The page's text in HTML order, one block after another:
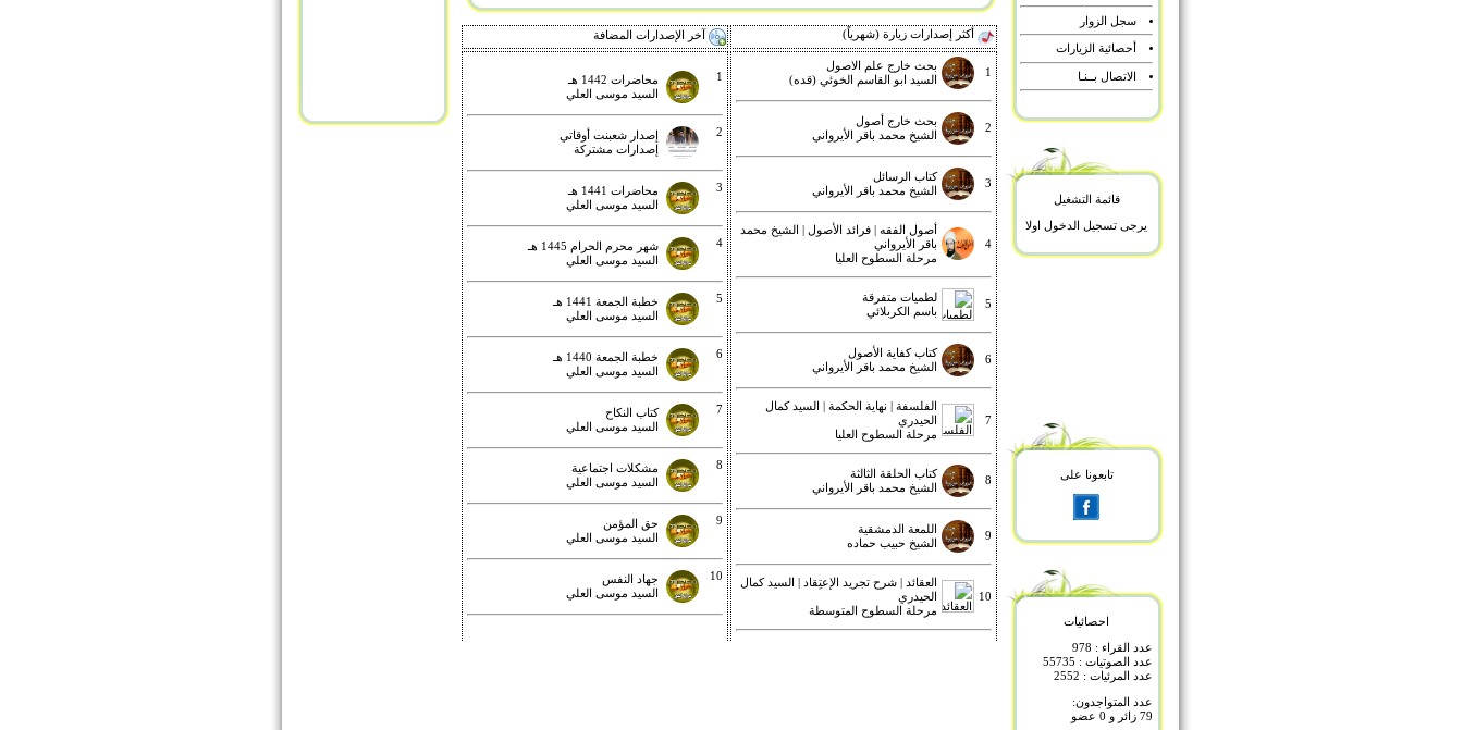
أكثر إصدارات زيارة (شهرياً) آخر الإصدارات المضافة
1
بحث خارج علم الاصول
السيد ابو القاسم الخوئي (قده)
2
بحث خارج أصول
الشيخ محمد باقر الأيرواني
3
كتاب الرسائل
الشيخ محمد باقر الأيرواني
4
أصول الفقه | فرائد الأصول | الشيخ محمد
باقر الأيرواني
مرحلة السطوح العليا
5
لطميات متفرقة
باسم الكربلائي
6
كتاب كفاية الأصول
الشيخ محمد باقر الأيرواني
7
الفلسفة | نهاية الحكمة | السيد كمال
الحيدري
مرحلة السطوح العليا
8
كتاب الحلقة الثالثة
الشيخ محمد باقر الأيرواني
9
اللمعة الدمشقية
الشيخ حبيب حماده
10
العقائد | شرح تجريد الإعتِقاد | السيد كمال
الحيدري
مرحلة السطوح المتوسطة
1
محاضرات 1442 هـ
السيد موسى العلي
2
إصدار شعبنت أوقاتي
إصدارات مشتركة
3
محاضرات 1441 هـ
السيد موسى العلي
4
شهر محرم الحرام 1445 هـ
السيد موسى العلي
5
خطبة الجمعة 1441 هـ
السيد موسى العلي
6
خطبة الجمعة 1440 هـ
السيد موسى العلي
7
كتاب النكاح
السيد موسى العلي
8
مشكلات اجتماعية
السيد موسى العلي
9
حق المؤمن
السيد موسى العلي
10
جهاد النفس
السيد موسى العلي
سجل الزوار
أحصائية الزيارات
الاتصال بــنـا
قائمة التشغيل
يرجى تسجيل الدخول اولا
تابعونا على
احصائيات
عدد القراء : 978
عدد الصوتيات : 55735
عدد المرئيات : 2552
عدد المتواجدون:
79 زائر و 0 عضو